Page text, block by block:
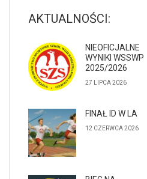
AKTUALNOŚCI:
NIEOFICJALNE
WYNIKI WSSWP
2025/2026
27 LIPCA 2026
FINAŁ ID W LA
12 CZERWCA 2026